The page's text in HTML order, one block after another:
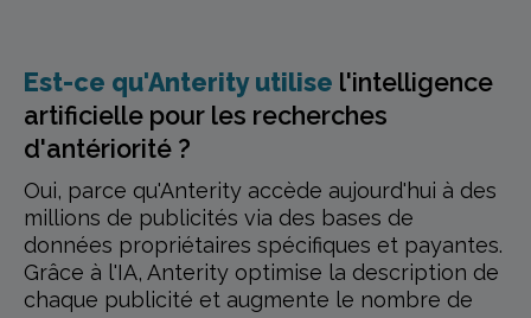
Est-ce qu'Anterity utilise l'intelligence
artificielle pour les recherches
d'antériorité ?
Oui, parce qu'Anterity accède aujourd'hui à des
millions de publicités via des bases de
données propriétaires spécifiques et payantes.
Grâce à l'IA, Anterity optimise la description de
chaque publicité et augmente le nombre de